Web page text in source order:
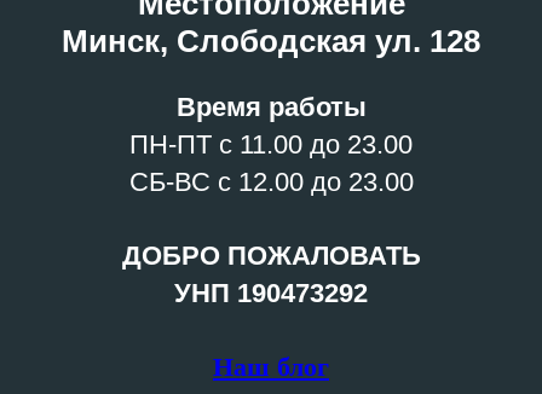
Минск, Слободская ул. 128
Время работы
ПН-ПТ с 11.00 до 23.00
СБ-ВС с 12.00 до 23.00
ДОБРО ПОЖАЛОВАТЬ
УНП 190473292
Наш блог